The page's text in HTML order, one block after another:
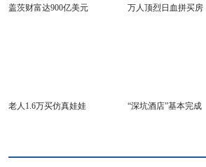
盖茨财富达900亿美元 万人顶烈日血拼买房
老人1.6万买仿真娃娃 “深坑酒店”基本完成